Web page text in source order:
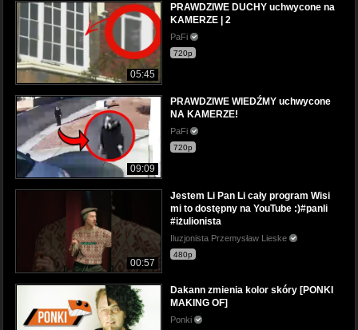
05:45
PRAWDZIWE DUCHY uchwycone na
KAMERZE | 2
PaFi
720p
09:09
PRAWDZIWE WIEDŹMY uchwycone
NA KAMERZE!
PaFi
720p
00:57
Jestem Li Pan Li cały program Wisi
mi to dostępny na YouTube :)#panli
#iżulionista
Iluzjonista Przemysław Lieske
480p
Dakann zmienia kolor skóry [PONKI
MAKING OF]
Ponki